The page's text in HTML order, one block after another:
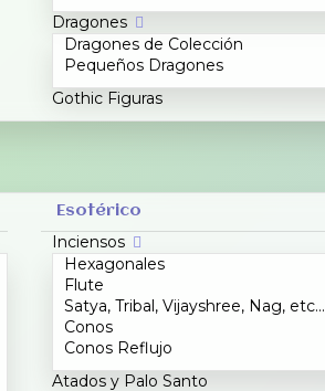
Dragones
Dragones de Colección
Pequeños Dragones
Gothic Figuras
Esotérico
Inciensos
Hexagonales
Flute
Satya, Tribal, Vijayshree, Nag, etc...
Conos
Conos Reflujo
Atados y Palo Santo